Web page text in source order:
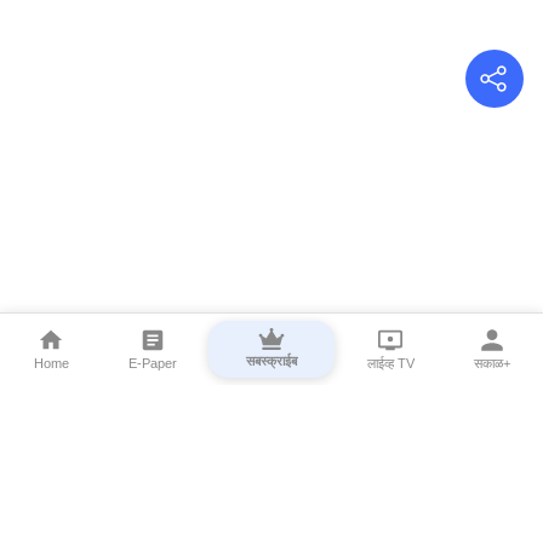
Home E-Paper सबस्क्राईब लाईव्ह TV सकाळ+